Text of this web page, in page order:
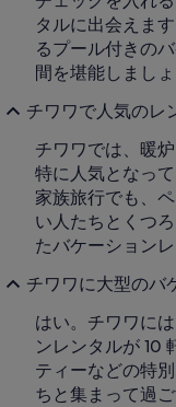
タルに出会えま
るプール付きの
間を堪能しましょ
チワワで人気のレ
チワワでは、暖
特に人気となっ
家族旅行でも、
い人たちとくつ
たバケーション
チワワに大型のバ
はい。チワワに
ンレンタルが 10
ティーなどの特
ちと集まって過